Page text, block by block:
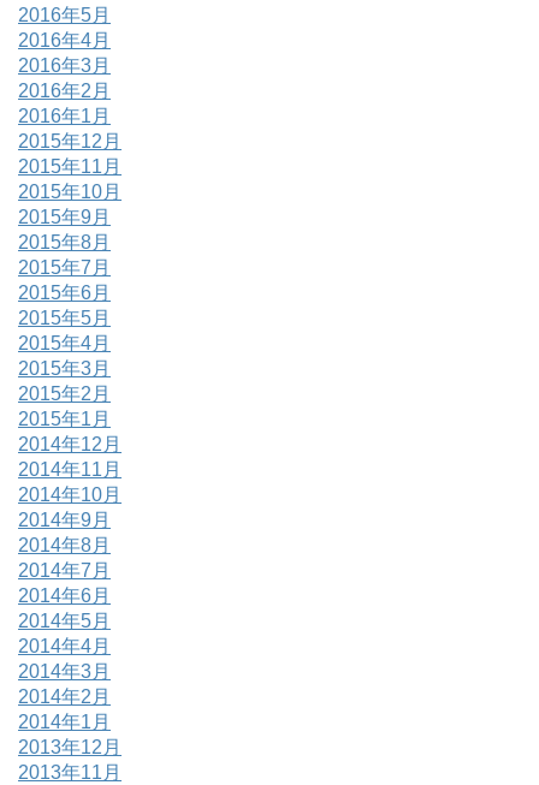
2016年5月
2016年4月
2016年3月
2016年2月
2016年1月
2015年12月
2015年11月
2015年10月
2015年9月
2015年8月
2015年7月
2015年6月
2015年5月
2015年4月
2015年3月
2015年2月
2015年1月
2014年12月
2014年11月
2014年10月
2014年9月
2014年8月
2014年7月
2014年6月
2014年5月
2014年4月
2014年3月
2014年2月
2014年1月
2013年12月
2013年11月